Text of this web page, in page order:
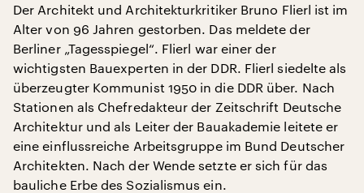
Der Architekt und Architekturkritiker Bruno Flierl ist im
Alter von 96 Jahren gestorben. Das meldete der
Berliner „Tagesspiegel“. Flierl war einer der
wichtigsten Bauexperten in der DDR. Flierl siedelte als
überzeugter Kommunist 1950 in die DDR über. Nach
Stationen als Chefredakteur der Zeitschrift Deutsche
Architektur und als Leiter der Bauakademie leitete er
eine einflussreiche Arbeitsgruppe im Bund Deutscher
Architekten. Nach der Wende setzte er sich für das
bauliche Erbe des Sozialismus ein.